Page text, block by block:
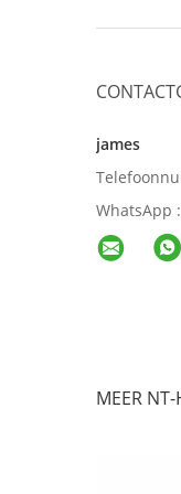
james
WhatsApp :
MEER